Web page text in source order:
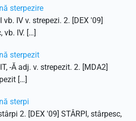
sterpezire
vb. IV v. strepezi. 2. [DEX '09]
vb. IV. […]
sterpezit
-Ă adj. v. strepezit. 2. [MDA2]
[…]
sterpi
2. [DEX '09] STÂRPI, stârpesc,